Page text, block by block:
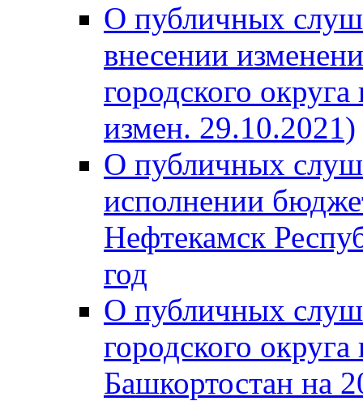
О публичных
внесении
городского
измен. 29.10.2021)
О публичных
исполнении
Нефтекамск
год
О публичных
городского
Башкортостан на